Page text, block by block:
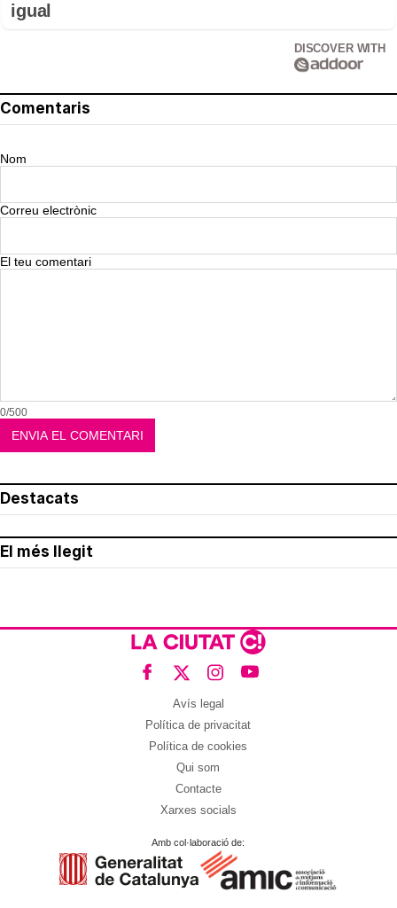
igual
DISCOVER WITH
Comentaris
Nom
Correu electrònic
El teu comentari
0/500
Destacats
El més llegit
Avís legal
Política de privacitat
Política de cookies
Qui som
Contacte
Xarxes socials
Amb col·laboració de: